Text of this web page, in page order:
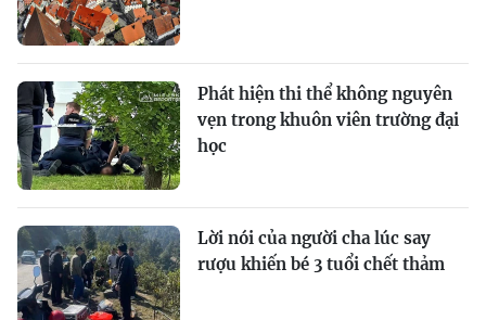
Phát hiện thi thể không nguyên
vẹn trong khuôn viên trường đại
học
Lời nói của người cha lúc say
rượu khiến bé 3 tuổi chết thảm